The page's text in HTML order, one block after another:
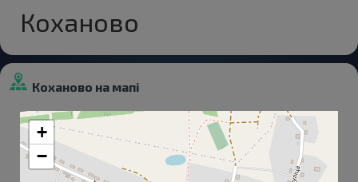
Коханово
Коханово на мапі
+
−